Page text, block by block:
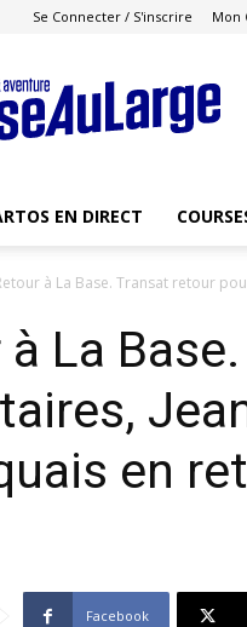
Se Connecter / S'inscrire Mon
Course
au
Large
EN DIRECT
à La Base. Transat retour
à La
en
Facebook